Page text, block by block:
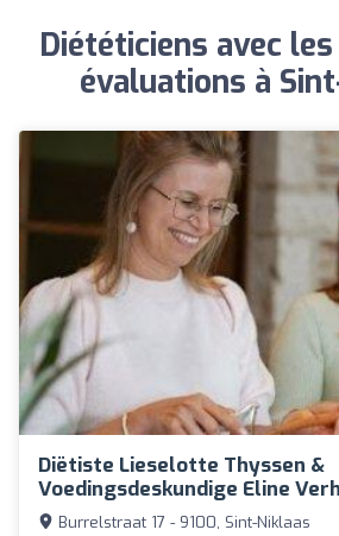
Diététiciens avec
évaluations à
Diëtiste Lieselotte Thyssen &
Voedingsdeskundige Eline
Burrelstraat 17 - 9100, Sint-Niklaas